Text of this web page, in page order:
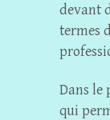
devant
termes
Dans le
qui